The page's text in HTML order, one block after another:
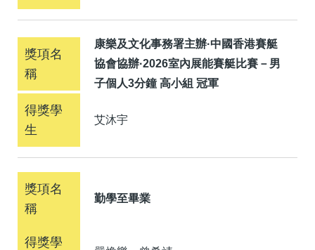
康樂及文化事務署主辦·中國香港賽艇
協會協辦·2026室內展能賽艇比賽－男
子個人3分鐘 高小組 冠軍
艾沐宇
勤學至畢業